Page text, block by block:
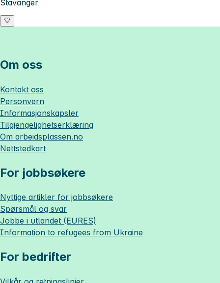
Stavanger
Om oss
Kontakt oss
Personvern
Informasjonskapsler
Tilgjengelighetserklæring
Om arbeidsplassen.no
Nettstedkart
For jobbsøkere
Nyttige artikler for jobbsøkere
Spørsmål og svar
Jobbe i utlandet (EURES)
Information to refugees from Ukraine
For bedrifter